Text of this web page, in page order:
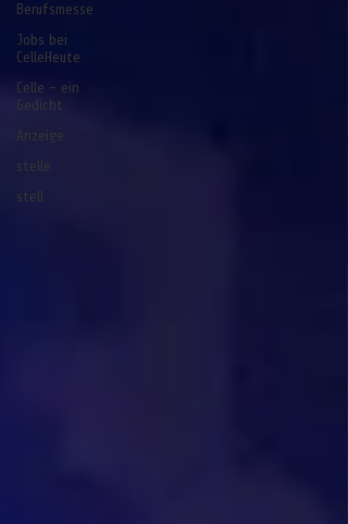
Berufsmesse
Jobs bei
CelleHeute
Celle - ein
Gedicht
Anzeige
stelle
stell